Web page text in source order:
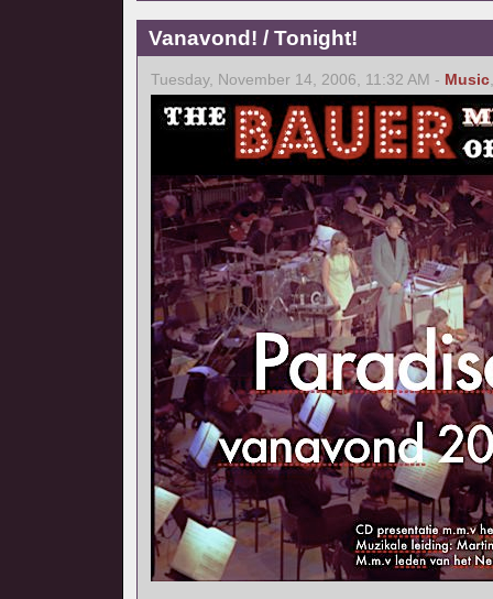
Vanavond! / Tonight!
Tuesday, November 14, 2006, 11:32 AM - Music